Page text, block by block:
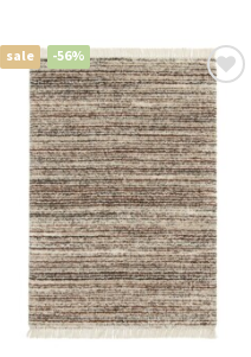
sale -56%